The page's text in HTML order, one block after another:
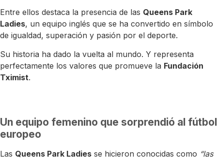
Entre ellos destaca la presencia de las Queens Park
Ladies, un equipo inglés que se ha convertido en símbolo
de igualdad, superación y pasión por el deporte.
Su historia ha dado la vuelta al mundo. Y representa
perfectamente los valores que promueve la Fundación
Tximist.
Un equipo femenino que sorprendió al fútbol
europeo
Las Queens Park Ladies se hicieron conocidas como “las